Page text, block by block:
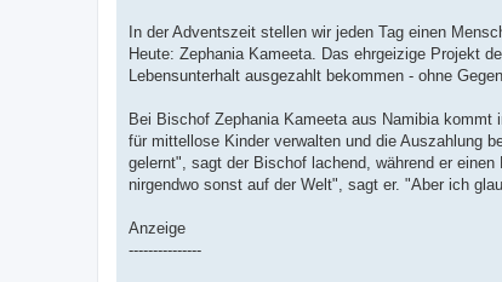
In der Adventszeit stellen wir jeden Tag einen
Heute: Zephania Kameeta. Das ehrgeizige Projekt
Lebensunterhalt ausgezahlt bekommen - ohne
Bei Bischof Zephania Kameeta aus Namibia
für mittellose Kinder verwalten und die Auszahlung
gelernt", sagt der Bischof lachend, während er
nirgendwo sonst auf der Welt", sagt er. "Aber ich
Anzeige
---------------